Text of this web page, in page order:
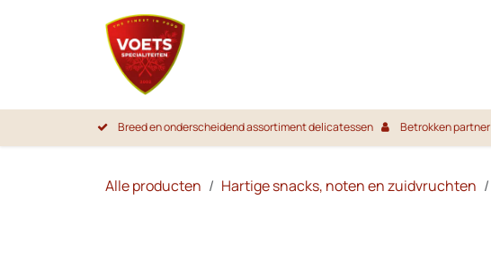
Overslaan naar inhoud
Breed en onderscheidend assortiment delicatessen Betrokken partner
Alle producten Hartige snacks, noten en zuidvruchten